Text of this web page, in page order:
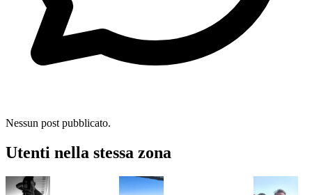
Nessun post pubblicato.
Utenti nella stessa zona